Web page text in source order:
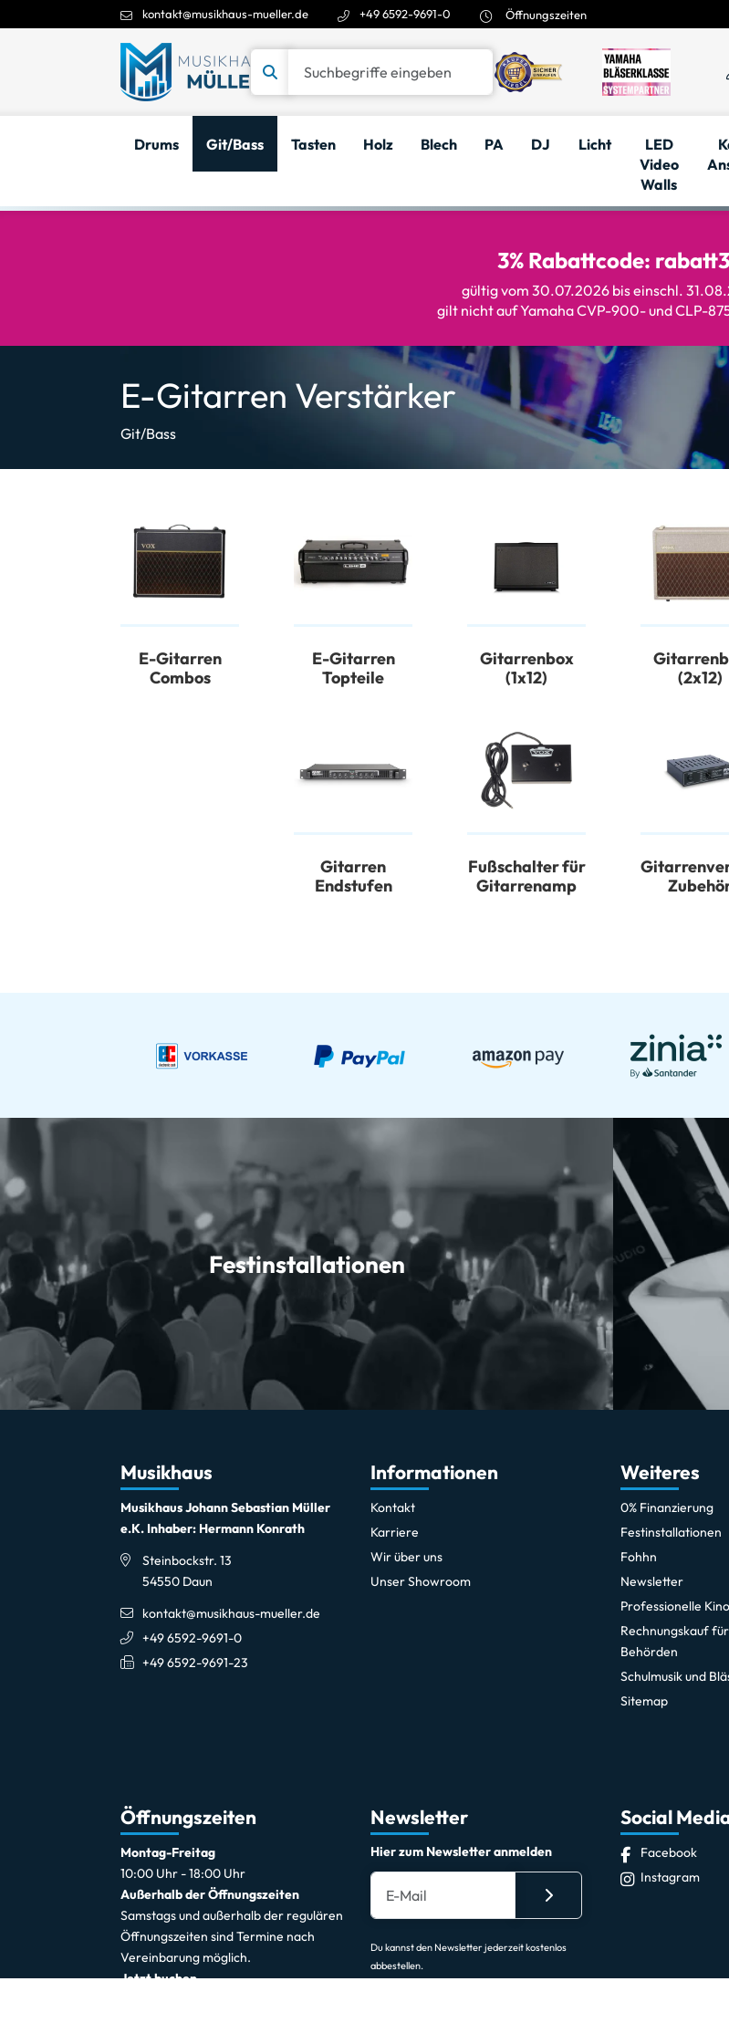
kontakt@musikhaus-mueller.de +49 6592-9691-0 Öffnungszeiten
Drums Git/Bass Tasten Holz Blech PA DJ Licht
LED
Video
Walls
3% Rabattcode: rabatt3
gültig vom 30.07.2026 bis einschl.
gilt nicht auf Yamaha CVP-900- und CLP-
E-Gitarren Verstärker
Git/Bass
E-Gitarren
Combos
E-Gitarren
Topteile
Gitarrenbox
(1x12)
(2x12)
Gitarren
Endstufen
Fußschalter für
Gitarrenamp
Festinstallationen
Musikhaus
Musikhaus Johann Sebastian Müller
e.K. Inhaber: Hermann Konrath
Steinbockstr. 13
54550 Daun
kontakt@musikhaus-mueller.de
+49 6592-9691-0
+49 6592-9691-23
Informationen
Kontakt
Karriere
Wir über uns
Unser Showroom
Weiteres
0% Finanzierung
Festinstallationen
Fohhn
Newsletter
Professionelle
Rechnungskauf
Behörden
Schulmusik und
Sitemap
Öffnungszeiten
Montag-Freitag
10:00 Uhr - 18:00 Uhr
Außerhalb der Öffnungszeiten
Samstags und außerhalb der regulären
Öffnungszeiten sind Termine nach
Vereinbarung möglich.
Jetzt buchen
Newsletter
Hier zum Newsletter anmelden
Du kannst den Newsletter jederzeit kostenlos
abbestellen.
Social
Facebook
Instagram